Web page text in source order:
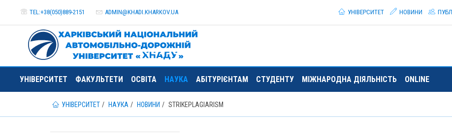
TEL:+38(050)889-2151 ADMIN@KHADI.KHARKOV.UA
УНІВЕРСИТЕТ
НОВИНИ
УНІВЕРСИТЕТ ФАКУЛЬТЕТИ ОСВІТА НАУКА АБІТУРІЄНТАМ СТУДЕНТУ МІЖНАРОДНА ДІЯЛЬНІСТЬ ONLINE
УНІВЕРСИТЕТ НАУКА НОВИНИ STRIKEPLAGIARISM